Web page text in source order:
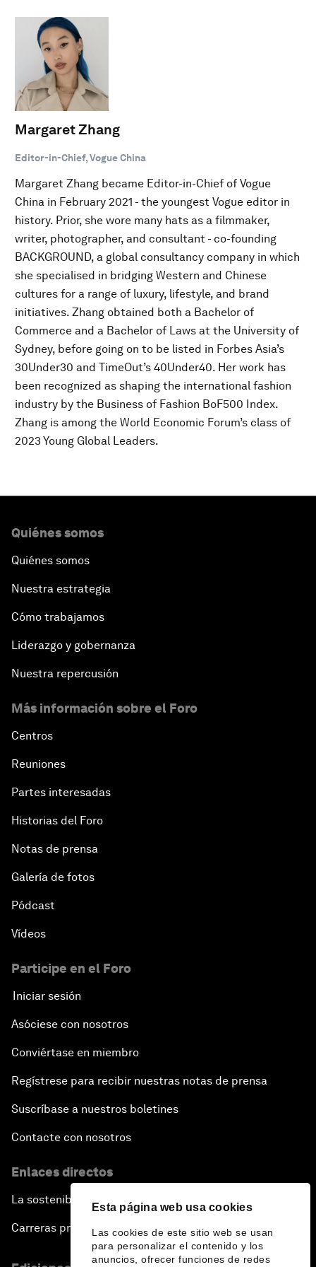
Esta página web usa cookies
Las cookies de este sitio web se usan
para personalizar el contenido y los
anuncios, ofrecer funciones de redes
Margaret Zhang
Editor-in-Chief, Vogue China
Margaret Zhang became Editor-in-Chief of Vogue
China in February 2021 - the youngest Vogue editor in
history. Prior, she wore many hats as a filmmaker,
writer, photographer, and consultant - co-founding
BACKGROUND, a global consultancy company in which
she specialised in bridging Western and Chinese
cultures for a range of luxury, lifestyle, and brand
initiatives. Zhang obtained both a Bachelor of
Commerce and a Bachelor of Laws at the University of
Sydney, before going on to be listed in Forbes Asia’s
30Under30 and TimeOut’s 40Under40. Her work has
been recognized as shaping the international fashion
industry by the Business of Fashion BoF500 Index.
Zhang is among the World Economic Forum’s class of
2023 Young Global Leaders.
Quiénes somos
Quiénes somos
Nuestra estrategia
Cómo trabajamos
Liderazgo y gobernanza
Nuestra repercusión
Más información sobre el Foro
Centros
Reuniones
Partes interesadas
Historias del Foro
Notas de prensa
Galería de fotos
Pódcast
Vídeos
Participe en el Foro
Iniciar sesión
Asóciese con nosotros
Conviértase en miembro
Regístrese para recibir nuestras notas de prensa
Suscríbase a nuestros boletines
Contacte con nosotros
Enlaces directos
La sostenibilidad en el Foro
Carreras profesionales